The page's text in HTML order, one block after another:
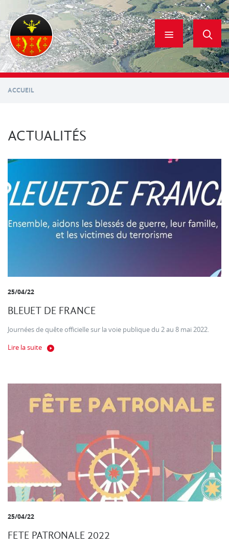
contenu
principal
ACCUEIL
ACTUALITÉS
25/04/22
BLEUET DE FRANCE
Journées de quête officielle sur la voie publique du 2 au 8 mai 2022.
Lire la suite
25/04/22
FETE PATRONALE 2022